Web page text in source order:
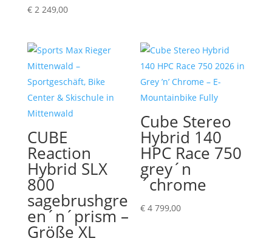
€2 249,00
CUBE
Reaction
Hybrid SLX
800
sagebrushgre
en´n´prism –
Größe XL
Cube Stereo
Hybrid 140
HPC Race 750
grey´n
´chrome
€ 4 799,00